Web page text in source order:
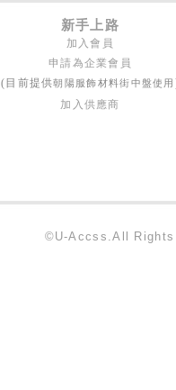
新手上路
加入會員
申請為企業會員
(目前提供朝陽服飾材料街中盤使用
加入供應商
©U-Accss.All Rights